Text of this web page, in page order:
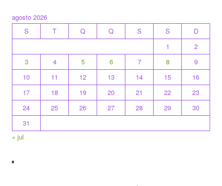
agosto 2026
S
T Q Q S S
D
1
2
3
4 5 6 7 8
9
10
11 12 13 14 15
16
17
18 19 20 21 22
23
24
25 26 27 28 29
30
31
« jul